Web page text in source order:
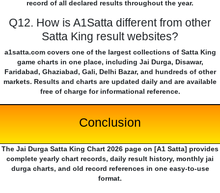
record of all declared results throughout the year.
Q12. How is A1Satta different from other
Satta King result websites?
a1satta.com covers one of the largest collections of Satta King
game charts in one place, including Jai Durga, Disawar,
Faridabad, Ghaziabad, Gali, Delhi Bazar, and hundreds of other
markets. Results and charts are updated daily and are available
free of charge for informational reference.
Conclusion
The Jai Durga Satta King Chart 2026 page on [A1 Satta] provides
complete yearly chart records, daily result history, monthly jai
durga charts, and old record references in one easy-to-use
format.